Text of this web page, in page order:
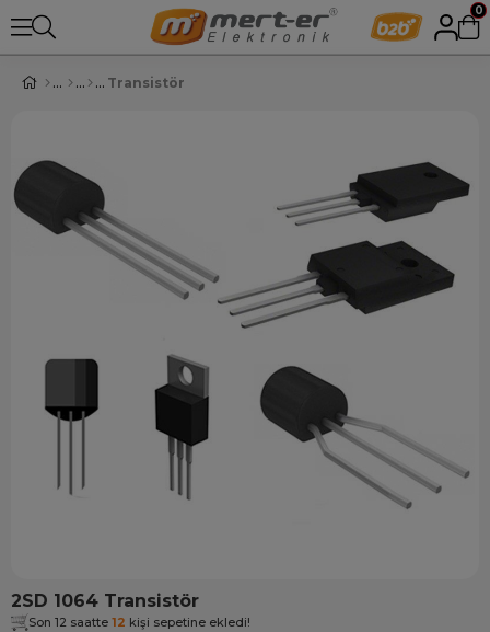
0
Transistör
2SD 1064 Transistör
Son 12 saatte 12 kişi sepetine ekledi!